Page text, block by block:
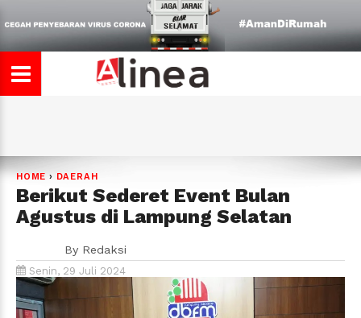
HOME › DAERAH
Berikut Sederet Event Bulan
Agustus di Lampung Selatan
By Redaksi
Senin, 29 Juli 2024